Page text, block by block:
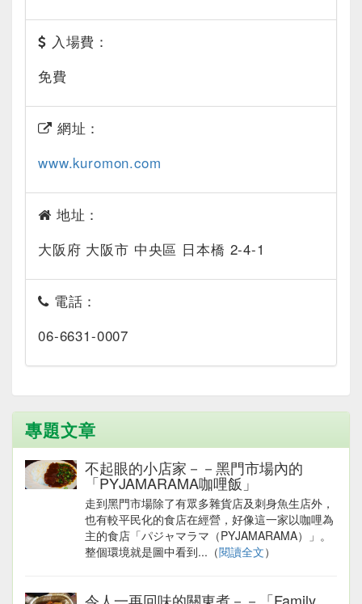
入場費：
免費
網址：
www.kuromon.com
地址：
大阪府 大阪市 中央區 日本橋 2-4-1
電話：
06-6631-0007
專題文章
不起眼的小店家－－黑門市場內的
「PYJAMARAMA咖哩飯」
走到黑門市場除了有眾多雜貨店及刺身魚生店外，
也有較平民化的食店在經營，好像這一家以咖哩為
主的食店「パジャマラマ（PYJAMARAMA）」。
整個環境就是圖中看到...（閱讀全文）